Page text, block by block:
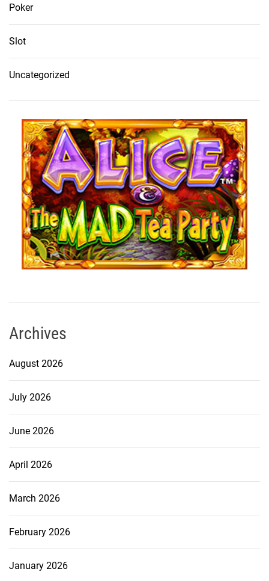
Poker
Slot
Uncategorized
Archives
August 2026
July 2026
June 2026
April 2026
March 2026
February 2026
January 2026